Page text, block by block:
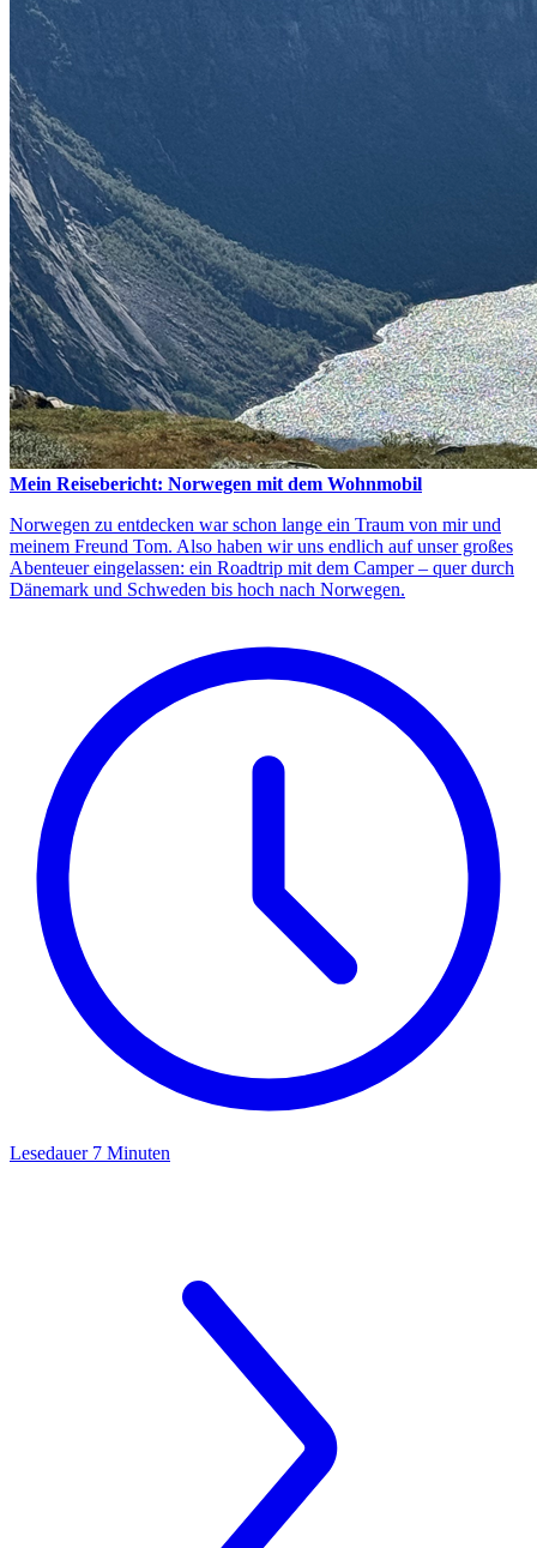
Mein Reisebericht: Norwegen mit dem Wohnmobil
Norwegen zu entdecken war schon lange ein Traum von mir und
meinem Freund Tom. Also haben wir uns endlich auf unser großes
Abenteuer eingelassen: ein Roadtrip mit dem Camper – quer durch
Dänemark und Schweden bis hoch nach Norwegen.
Lesedauer 7 Minuten